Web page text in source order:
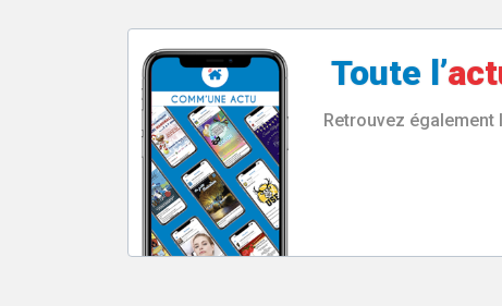
Toute l’
Retrouvez également